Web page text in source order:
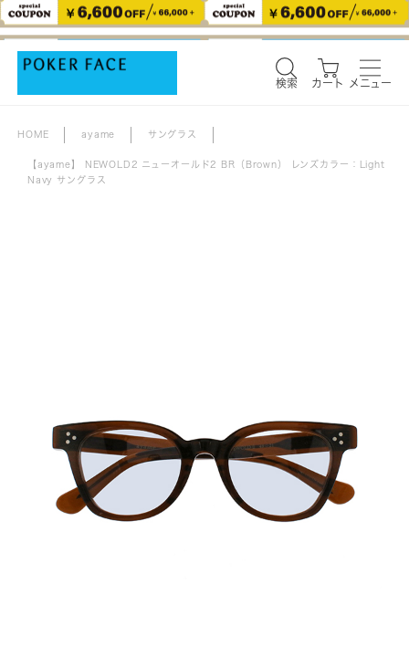
検索 カート メニュー
検索 カート メニュー
HOME ayame サングラス
【ayame】 NEWOLD2 ニューオールド2 BR（Brown） レンズカラー：Light
Navy サングラス